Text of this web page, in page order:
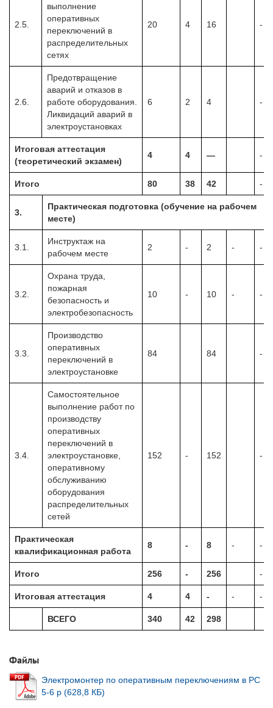
2.5.
выполнение
оперативных
переключений в
распределительных
сетях
20 4 16 -
2.6.
Предотвращение
аварий и отказов в
работе оборудования.
Ликвидаций аварий в
электроустановках
6 2 4 -
Итоговая аттестация
(теоретический экзамен)
4 4 — -
Итого 80 38 42 -
3.
Практическая подготовка (обучение на рабочем
месте)
3.1.
Инструктаж на
рабочем месте
2 - 2 - -
3.2.
Охрана труда,
пожарная
безопасность и
электробезопасность
10 - 10 - -
3.3.
Производство
оперативных
переключений в
электроустановке
84 84 -
3.4.
Самостоятельное
выполнение работ по
производству
оперативных
переключений в
электроустановке,
оперативному
обслуживанию
оборудования
распределительных
сетей
152 - 152 -
Практическая
квалификационная работа
8 - 8 - -
Итого 256 - 256 -
Итоговая аттестация 4 4 - - -
ВСЕГО 340 42 298
Файлы
Электромонтер по оперативным переключениям в РС
5-6 р (628,8 КБ)